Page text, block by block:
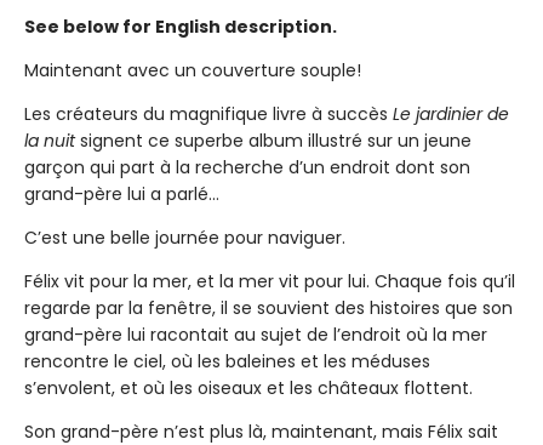
See below for English description.
Maintenant avec un couverture souple!
Les créateurs du magnifique livre à succès Le jardinier de
la nuitsignent ce superbe album illustré sur un jeune
garçon qui part à la recherche d’un endroit dont son
grand-père lui a parlé...
C’est une belle journée pour naviguer.
Félix vit pour la mer, et la mer vit pour lui. Chaque fois qu’il
regarde par la fenêtre, il se souvient des histoires que son
grand-père lui racontait au sujet de l’endroit où la mer
rencontre le ciel, où les baleines et les méduses
s’envolent, et où les oiseaux et les châteaux flottent.
Son grand-père n’est plus là, maintenant, mais Félix sait